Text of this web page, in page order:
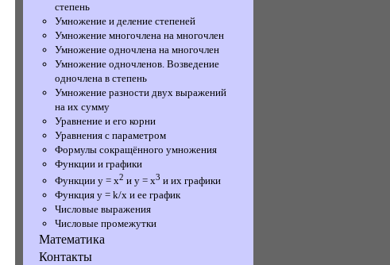
степень
Умножение и деление степеней
Умножение многочлена на многочлен
Умножение одночлена на многочлен
Умножение одночленов. Возведение
одночлена в степень
Умножение разности двух выражений
на их сумму
Уравнение и его корни
Уравнения с параметром
Формулы сокращённого умножения
Функции и графики
Функции у = х2 и у = х3 и их графики
Функция y = k/x и ее график
Числовые выражения
Числовые промежутки
Математика
Контакты